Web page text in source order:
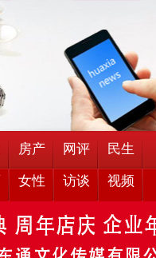
房产 网评 民生
女性 访谈 视频